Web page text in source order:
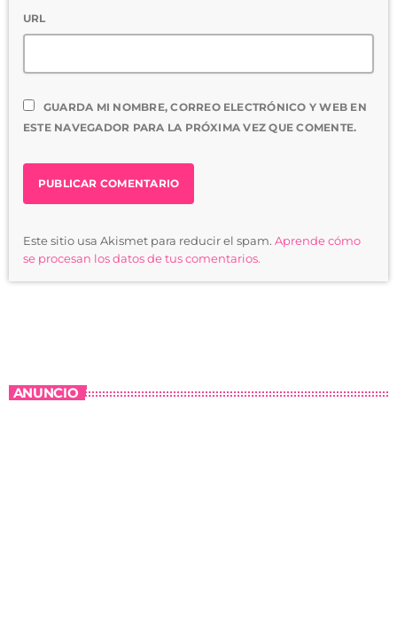
URL
GUARDA MI NOMBRE, CORREO ELECTRÓNICO Y WEB EN
ESTE NAVEGADOR PARA LA PRÓXIMA VEZ QUE COMENTE.
Este sitio usa Akismet para reducir el spam. Aprende cómo
se procesan los datos de tus comentarios.
ANUNCIO